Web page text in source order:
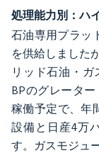
処理能力別：ハ
石油専用プラッ
を供給しました
リッド石油・ガ
BPのグレータ
稼働予定で、年
設備と日産4万
す。ガスモジュ